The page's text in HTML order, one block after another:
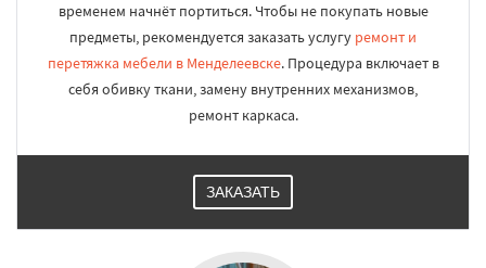
временем начнёт портиться. Чтобы не покупать новые
предметы, рекомендуется заказать услугу ремонт и
перетяжка мебели в Менделеевске. Процедура включает в
себя обивку ткани, замену внутренних механизмов,
ремонт каркаса.
ЗАКАЗАТЬ